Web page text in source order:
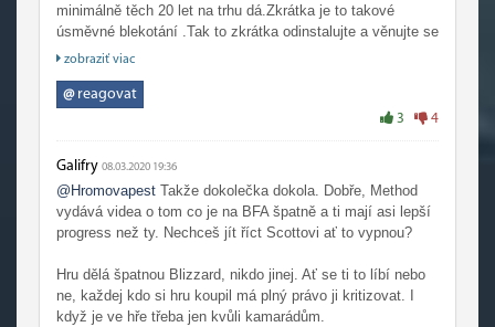
Každý koho to baví, dobře pro něj, výše popsaný je můj
pohled na věc. Drž se hry a nesnaž se lidi přesvědčovat,
že Země je placatá.
minimálně těch 20 let na trhu dá.Zkrátka je to takové
úsměvné blekotání .Tak to zkrátka odinstalujte a věnujte se
RL.Nemusíte si zatěžovat kebule s tím jak hra je nudná jak
zobraziť viac
@reagovat
3 4
Galifry 08.03.2020 19:36
@Hromovapest Takže dokolečka dokola. Dobře, Method
vydává videa o tom co je na BFA špatně a ti mají asi lepší
progress než ty. Nechceš jít říct Scottovi ať to vypnou?
Hru dělá špatnou Blizzard, nikdo jinej. Ať se ti to líbí nebo
ne, každej kdo si hru koupil má plný právo ji kritizovat. I
když je ve hře třeba jen kvůli kamarádům.